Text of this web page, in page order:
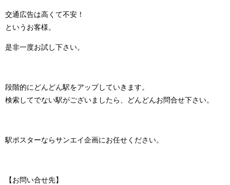
交通広告は高くて不安！
というお客様。
是非一度お試し下さい。
段階的にどんどん駅をアップしていきます。
検索してでない駅がございましたら、どんどんお問合せ下さい。
駅ポスターならサンエイ企画にお任せください。
【お問い合せ先】